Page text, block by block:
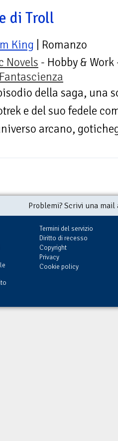
di Troll
King | Romanzo
Novels - Hobby & Work
della saga, una
e del suo fedele
arcano,
Problemi? Scrivi una
Termini del servizio
Diritto di recesso
Copyright
Privacy
Cookie policy